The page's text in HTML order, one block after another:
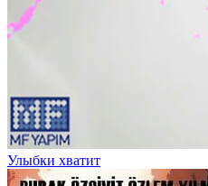
Улыбки хватит